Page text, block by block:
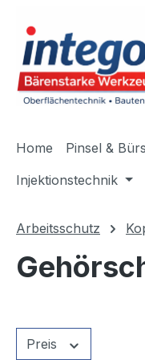
Zur
Home Pinsel &
Injektionstechnik
Arbeitsschutz
Preis